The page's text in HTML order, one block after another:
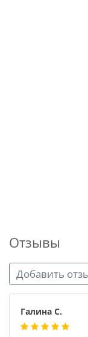
Отзывы
Добавить
Галина С.